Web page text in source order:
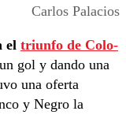
Carlos Palacios
el triunfo de Colo-
gol y dando una
una oferta
y Negro la